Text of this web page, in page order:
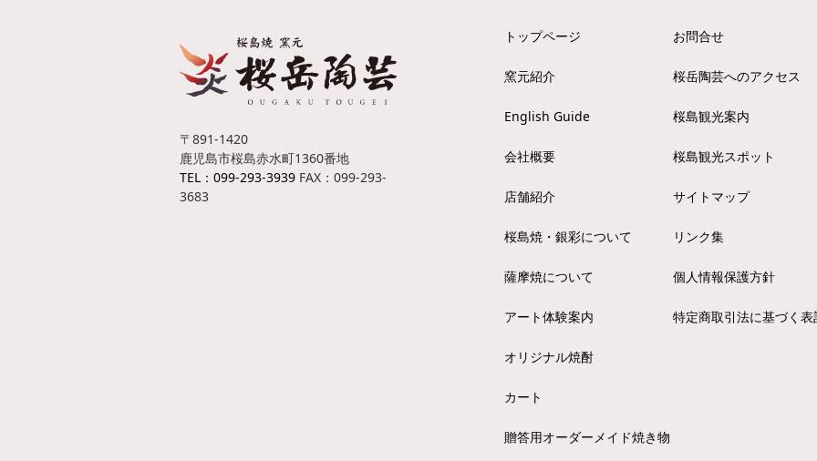
〒891-1420
鹿児島市桜島赤水町1360番地
TEL：099-293-3939 FAX：099-293-
3683
トップページ
窯元紹介
English Guide
会社概要
店舗紹介
桜島焼・銀彩について
薩摩焼について
アート体験案内
オリジナル焼酎
カート
贈答用オーダーメイド焼き物
お問合せ
桜岳陶芸へのアクセス
桜島観光案内
桜島観光スポット
サイトマップ
リンク集
個人情報保護方針
特定商取引法に基づく表